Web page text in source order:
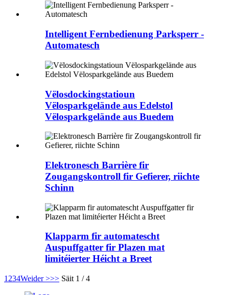
Intelligent Fernbedienung Parksperr -
Automatesch
Vëlosdockingstatioun
Vëlosparkgelände aus Edelstol
Vëlosparkgelände aus Buedem
Elektronesch Barrière fir
Zougangskontroll fir Gefierer, riichte
Schinn
Klapparm fir automatescht
Auspuffgatter fir Plazen mat
limitéierter Héicht a Breet
1 234Weider >>> Säit 1 / 4